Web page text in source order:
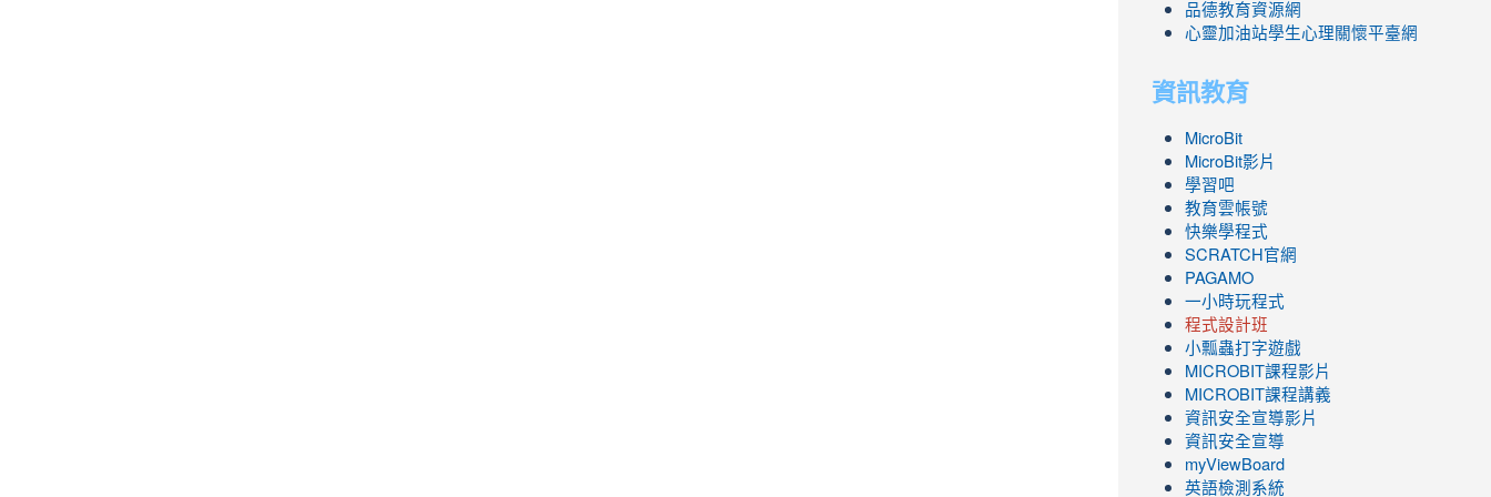
品德教育資源網
心靈加油站學生心理關懷平臺網
資訊教育
MicroBit
MicroBit影片
學習吧
教育雲帳號
快樂學程式
SCRATCH官網
PAGAMO
一小時玩程式
程式設計班
小瓢蟲打字遊戲
link
to
https://www.youtube.com/channel/
ZBGmXwlbUndNA/videos?
view=0&sort=dd&shelf_id=0
MICROBIT課程影片
link
to
https://www.youtube.com/channel/
ZBGmXwlbUndNA/videos?
view=0&sort=dd&shelf_id=0
MICROBIT課程講義
資訊安全宣導影片
資訊安全宣導
myViewBoard
英語檢測系統